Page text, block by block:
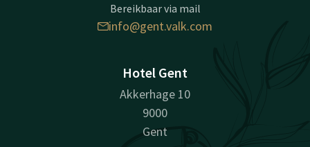
Bereikbaar via mail
info@gent.valk.com
Hotel Gent
Akkerhage 10
9000
Gent